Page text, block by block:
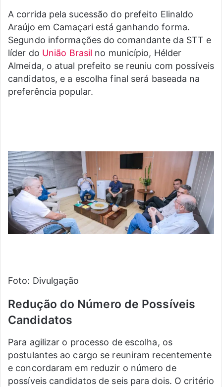
A corrida pela sucessão do prefeito Elinaldo
Araújo em Camaçari está ganhando forma.
Segundo informações do comandante da STT e
líder do União Brasil no município, Hélder
Almeida, o atual prefeito se reuniu com possíveis
candidatos, e a escolha final será baseada na
preferência popular.
Foto: Divulgação
Redução do Número de Possíveis
Candidatos
Para agilizar o processo de escolha, os
postulantes ao cargo se reuniram recentemente
e concordaram em reduzir o número de
possíveis candidatos de seis para dois. O critério